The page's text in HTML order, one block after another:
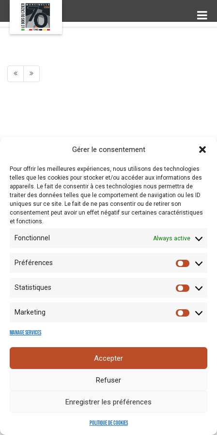
Gérer le consentement
Pour offrir les meilleures expériences, nous utilisons des technologies
telles que les cookies pour stocker et/ou accéder aux informations des
appareils. Le fait de consentir à ces technologies nous permettra de
traiter des données telles que le comportement de navigation ou les ID
uniques sur ce site. Le fait de ne pas consentir ou de retirer son
consentement peut avoir un effet négatif sur certaines caractéristiques
et fonctions.
Fonctionnel Always active
Préférences
Statistiques
Marketing
Manage services
Accepter
Refuser
Enregistrer les préférences
Politique de cookies
Mentions
Espace
presse